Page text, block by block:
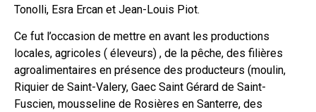
Tonolli, Esra Ercan et Jean-Louis Piot.
Ce fut l’occasion de mettre en avant les productions
locales, agricoles ( éleveurs) , de la pêche, des filières
agroalimentaires en présence des producteurs (moulin,
Riquier de Saint-Valery, Gaec Saint Gérard de Saint-
Fuscien, mousseline de Rosières en Santerre, des